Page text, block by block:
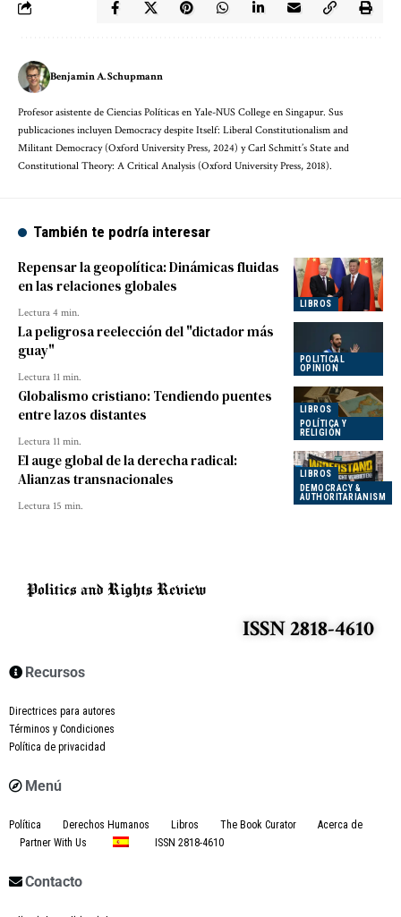
Benjamin A. Schupmann
Profesor asistente de Ciencias Políticas en Yale-NUS College en Singapur. Sus
publicaciones incluyen Democracy despite Itself: Liberal Constitutionalism and
Militant Democracy (Oxford University Press, 2024) y Carl Schmitt’s State and
Constitutional Theory: A Critical Analysis (Oxford University Press, 2018).
También te podría interesar
LIBROS
Repensar la geopolítica: Dinámicas fluidas
en las relaciones globales
Lectura 4 min.
POLITICAL
OPINION
La peligrosa reelección del "dictador más
guay"
Lectura 11 min.
LIBROS
POLÍTICA Y
RELIGIÓN
Globalismo cristiano: Tendiendo puentes
entre lazos distantes
Lectura 11 min.
LIBROS
DEMOCRACY &
AUTHORITARIANISM
El auge global de la derecha radical:
Alianzas transnacionales
Lectura 15 min.
ISSN 2818-4610
Recursos
Directrices para autores
Términos y Condiciones
Política de privacidad
Menú
Política Derechos Humanos Libros The Book Curator
Acerca de
Partner With Us
ISSN 2818-4610
Contacto